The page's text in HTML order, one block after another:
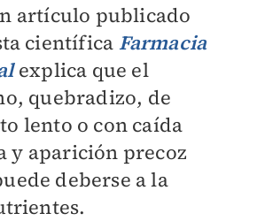
artículo publicado
científica Farmacia
explica que el
quebradizo, de
lento o con caída
y aparición precoz
deberse a la